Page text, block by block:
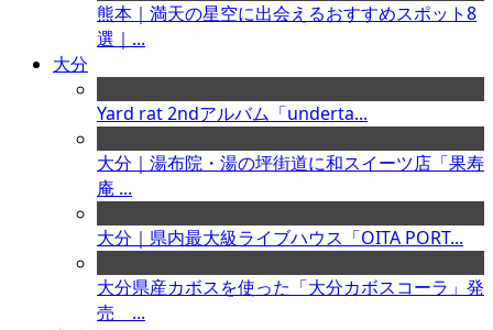
熊本｜満天の星空に出会えるおすすめスポット8
選｜...
大分
Yard rat 2ndアルバム「underta...
大分｜湯布院・湯の坪街道に和スイーツ店「果寿
庵 ...
大分｜県内最大級ライブハウス「OITA PORT...
大分県産カボスを使った「大分カボスコーラ」発
売 ...